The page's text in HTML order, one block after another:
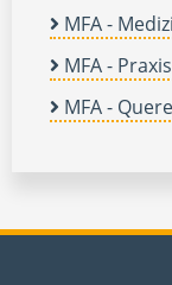
MFA -
MFA -
MFA -